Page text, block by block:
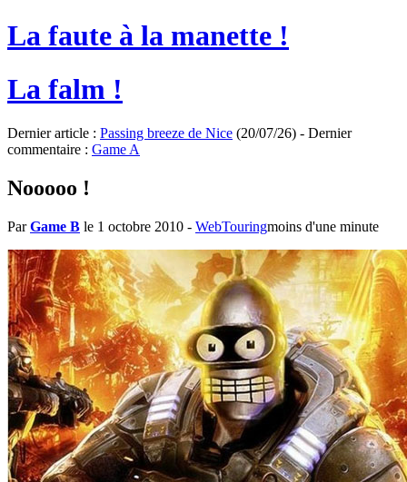
La faute à la manette !
La falm !
Dernier article : Passing breeze de Nice (20/07/26) - Dernier
commentaire : Game A
Nooooo !
ParGame B le 1 octobre 2010 - WebTouringmoins d'une minute